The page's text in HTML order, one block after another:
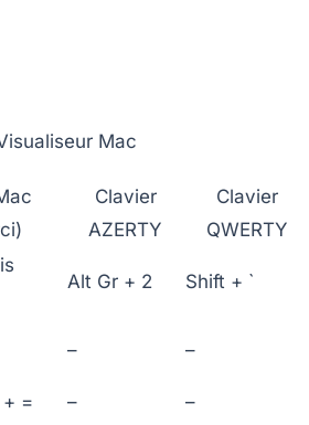
Mac
Clavier
AZERTY
Clavier
QWERTY
Alt Gr + 2 Shift + `
– –
= –
–